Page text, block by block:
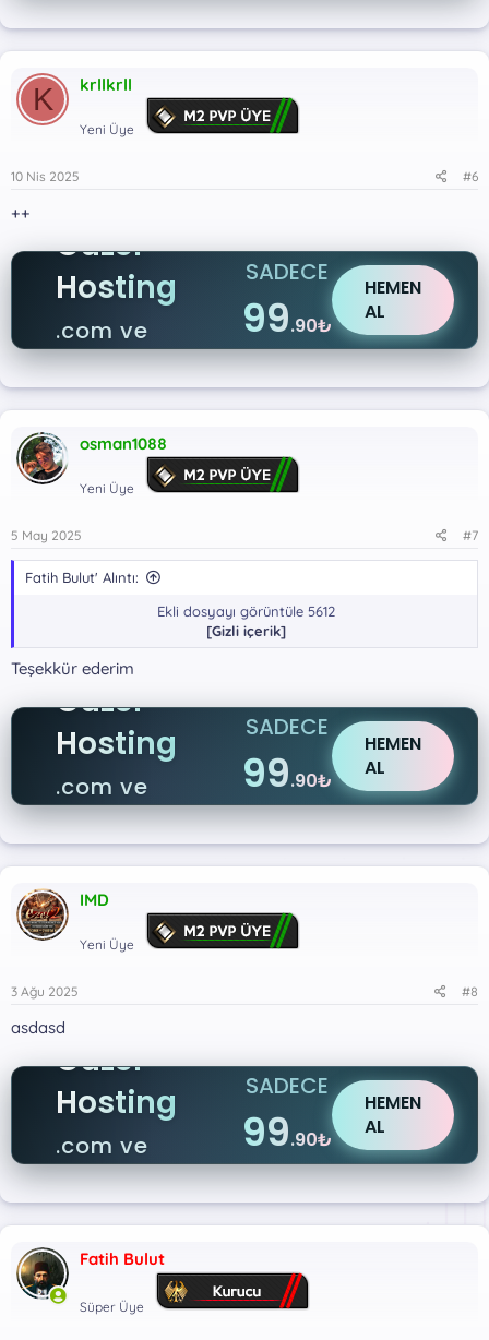
K krllkrll
Yeni Üye
10 Nis 2025 #6
++
Güzel
Hosting
.com ve
.net
SADECE
99.90₺
HEMEN
AL
osman1088
Yeni Üye
5 May 2025 #7
Fatih Bulut' Alıntı:
Ekli dosyayı görüntüle 5612
[Gizli içerik]
Teşekkür ederim
Güzel
Hosting
.com ve
.net
SADECE
99.90₺
HEMEN
AL
IMD
Yeni Üye
3 Ağu 2025 #8
asdasd
Güzel
Hosting
.com ve
.net
SADECE
99.90₺
HEMEN
AL
Fatih Bulut
Süper Üye